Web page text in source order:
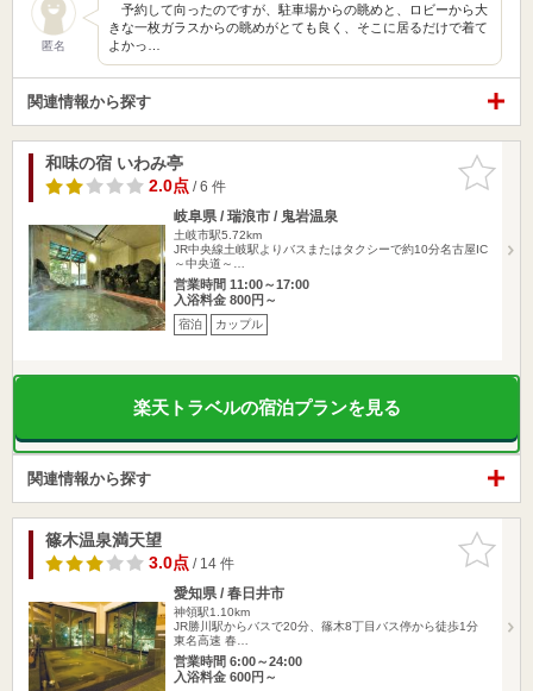
匿名
予約して向ったのですが、駐車場からの眺めと、ロビーから大
きな一枚ガラスからの眺めがとても良く、そこに居るだけで着て
よかっ…
関連情報から探す
お気に入
りに追加
和味の宿 いわみ亭
2.0点/ 6 件
岐阜県 / 瑞浪市 / 鬼岩温泉
土岐市駅5.72km
JR中央線土岐駅よりバスまたはタクシーで約10分名古屋IC
～中央道～…
営業時間 11:00～17:00
入浴料金 800円～
宿泊 カップル
楽天トラベルの宿泊プランを見る
関連情報から探す
お気に入
りに追加
篠木温泉満天望
3.0点/ 14 件
愛知県 / 春日井市
神領駅1.10km
JR勝川駅からバスで20分、篠木8丁目バス停から徒歩1分
東名高速 春…
営業時間 6:00～24:00
入浴料金 600円～